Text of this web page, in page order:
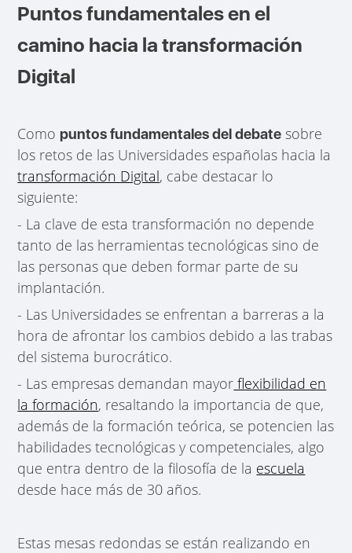
Puntos fundamentales en el
camino hacia la transformación
Digital
Comopuntos fundamentales del debate sobre
los retos de las Universidades españolas hacia la
transformación Digital, cabe destacar lo
siguiente:
- La clave de esta transformación no depende
tanto de las herramientas tecnológicas sino de
las personas que deben formar parte de su
implantación.
- Las Universidades se enfrentan a barreras a la
hora de afrontar los cambios debido a las trabas
del sistema burocrático.
- Las empresas demandan mayor flexibilidad en
la formación, resaltando la importancia de que,
además de la formación teórica, se potencien las
habilidades tecnológicas y competenciales, algo
que entra dentro de la filosofía de la escuela
desde hace más de 30 años.
Estas mesas redondas se están realizando en